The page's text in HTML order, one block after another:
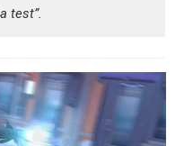
test”.